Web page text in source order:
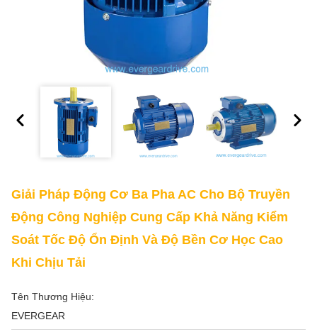
Giải Pháp Động Cơ Ba Pha AC Cho Bộ Truyền
Động Công Nghiệp Cung Cấp Khả Năng Kiểm
Soát Tốc Độ Ổn Định Và Độ Bền Cơ Học Cao
Khi Chịu Tải
Tên Thương Hiệu:
EVERGEAR